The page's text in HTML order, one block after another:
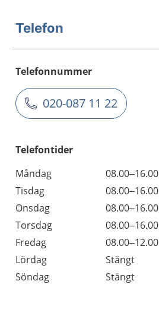
Telefon
Telefonnummer
020-087 11 22
Telefontider
Måndag
08.00–16.00
Tisdag
08.00–16.00
Onsdag
08.00–16.00
Torsdag
08.00–16.00
Fredag
08.00–12.00
Lördag
Stängt
Söndag
Stängt